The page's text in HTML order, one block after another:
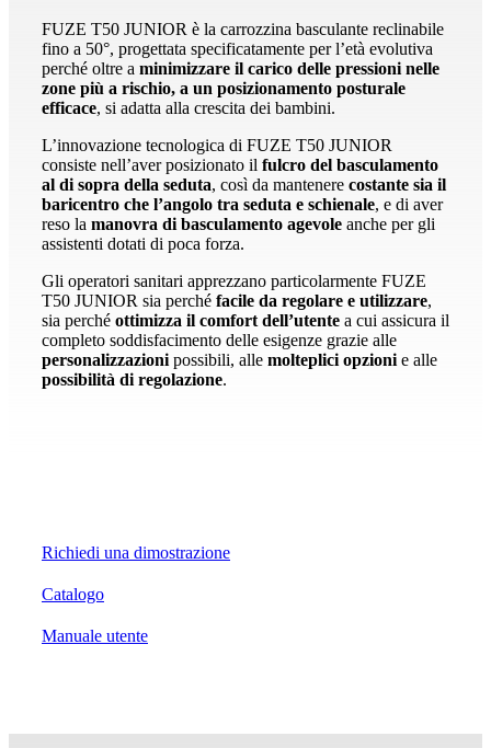
FUZE T50 JUNIOR è la carrozzina basculante reclinabile
fino a 50°, progettata specificatamente per l’età evolutiva
perché oltre a minimizzare il carico delle pressioni nelle
zone più a rischio, a un posizionamento posturale
efficace, si adatta alla crescita dei bambini.
L’innovazione tecnologica di FUZE T50 JUNIOR
consiste nell’aver posizionato il fulcro del basculamento
al di sopra della seduta, così da mantenere costante sia il
baricentro che l’angolo tra seduta e schienale, e di aver
reso la manovra di basculamento agevole anche per gli
assistenti dotati di poca forza.
Gli operatori sanitari apprezzano particolarmente FUZE
T50 JUNIOR sia perché facile da regolare e utilizzare,
sia perché ottimizza il comfort dell’utente a cui assicura il
completo soddisfacimento delle esigenze grazie alle
personalizzazioni possibili, alle molteplici opzioni e alle
possibilità di regolazione.
Richiedi una dimostrazione
Catalogo
Manuale utente